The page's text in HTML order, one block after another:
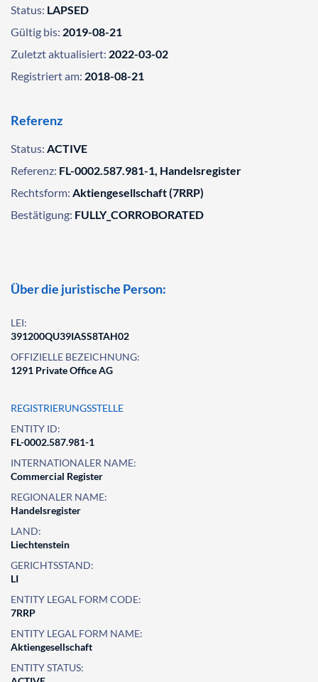
Status: LAPSED
Gültig bis: 2019-08-21
Zuletzt aktualisiert: 2022-03-02
Registriert am: 2018-08-21
Referenz
Status: ACTIVE
Referenz: FL-0002.587.981-1, Handelsregister
Rechtsform: Aktiengesellschaft (7RRP)
Bestätigung: FULLY_CORROBORATED
Über die juristische Person:
LEI:
391200QU39IASS8TAH02
OFFIZIELLE BEZEICHNUNG:
1291 Private Office AG
REGISTRIERUNGSSTELLE
ENTITY ID:
FL-0002.587.981-1
INTERNATIONALER NAME:
Commercial Register
REGIONALER NAME:
Handelsregister
LAND:
Liechtenstein
GERICHTSSTAND:
LI
ENTITY LEGAL FORM CODE:
7RRP
ENTITY LEGAL FORM NAME:
Aktiengesellschaft
ENTITY STATUS: